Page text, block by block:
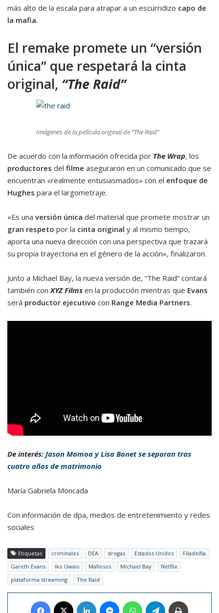
más alto de la escala para atrapar a un escurridizo capo de
la mafia.
El remake promete un “versión
única” que respetará la cinta
original, “The Raid”
Imágenes de la película original de “The Raid”
De acuerdo con la información ofrecida por The Wrap, los
productores del filme aseguraron en un comunicado que se
encuentran «realmente entusiasmados» con el enfoque de
Hughes para el largometraje.
«Es una versión única del material que promete mostrar un
gran respeto por la cinta original y al mismo tiempo,
aporta una nueva dirección con una perspectiva que trazará
su propia trayectoria en el género de la acción», finalizaron.
Junto a Michael Bay, la nueva versión de, “The Raid” contará
también conXYZ Films en la producción mientras que Evans
será productor ejecutivo con Range Media Partners.
De interés: Jason Momoa y Lisa Bonet se separan tras
cuatro años de matrimonio
María Gabriela Moncada
Con información de dpa, medios de entretenimiento y redes
sociales
Etiquetas criminales DEA drogas Estados Unidos
Filadelfia
Gareth Evans
Iko Uwais Mafiosos Michael Bay
Netflix
plataforma streaming
The Raid
Facebook LinkedIn MessengerWhatsAppTelegram